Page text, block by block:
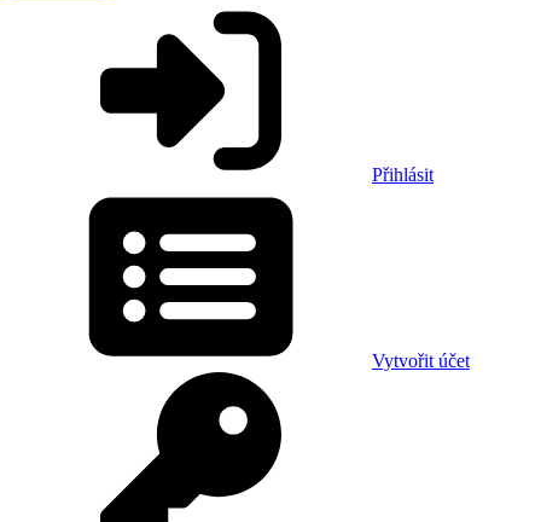
Přihlásit
Vytvořit účet